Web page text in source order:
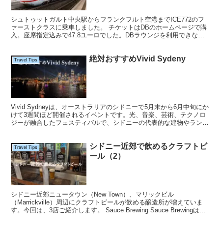
シュトゥットガルト中央駅からフランクフルト空港までICE772のフ
ァーストクラスに乗車しました。 チケットはDBのホームページで購
入。座席指定込みで47.8ユーロでした。DBラウンジを利用できない
Travel Tips 絶対おすすめVivid Sydeny
Vivid Sydneyは、オーストラリアのシドニーで5月末から6月中旬にか
けて3週間ほど開催されるイベントです。光、音楽、芸術、テクノロ
ジーが融合したフェスティバルで、シドニーの代表的な建物やランド
Travel Tips
シドニー近郊で飲めるクラフトビ
ール（2）
シドニー近郊ニュータウン（New Town）、マリックビル
（Marrickville）周辺にクラフトビールが飲める醸造所が増えていま
す。今回は、3店ご紹介します。 Sauce Brewing Sauce Brewingは、